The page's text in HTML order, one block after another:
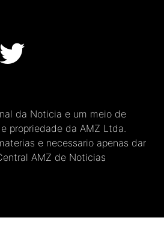
da Noticia e um meio de
propriedade da AMZ Ltda.
e necessario apenas dar
AMZ de Noticias